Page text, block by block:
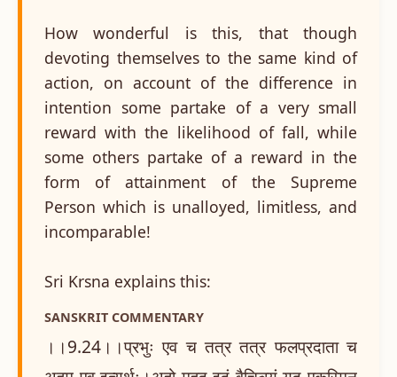
How wonderful is this, that though
devoting themselves to the same kind of
action, on account of the difference in
intention some partake of a very small
reward with the likelihood of fall, while
some others partake of a reward in the
form of attainment of the Supreme
Person which is unalloyed, limitless, and
incomparable!
Sri Krsna explains this:
SANSKRIT COMMENTARY
।।9.24।।प्रभुः एव च तत्र तत्र फलप्रदाता च